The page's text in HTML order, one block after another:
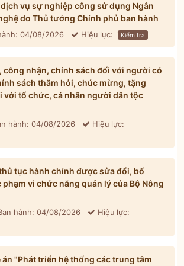
vụ sự nghiệp công sử dụng Ngân
do Thủ tướng Chính phủ ban hành
04/08/2026 Hiệu lực: Kiểm tra
nhận, chính sách đối với người có
sách thăm hỏi, chúc mừng, tặng
với tổ chức, cá nhân người dân tộc
hành: 04/08/2026 Hiệu lực:
tục hành chính được sửa đổi, bổ
vi chức năng quản lý của Bộ Nông
hành: 04/08/2026 Hiệu lực:
"Phát triển hệ thống các trung tâm